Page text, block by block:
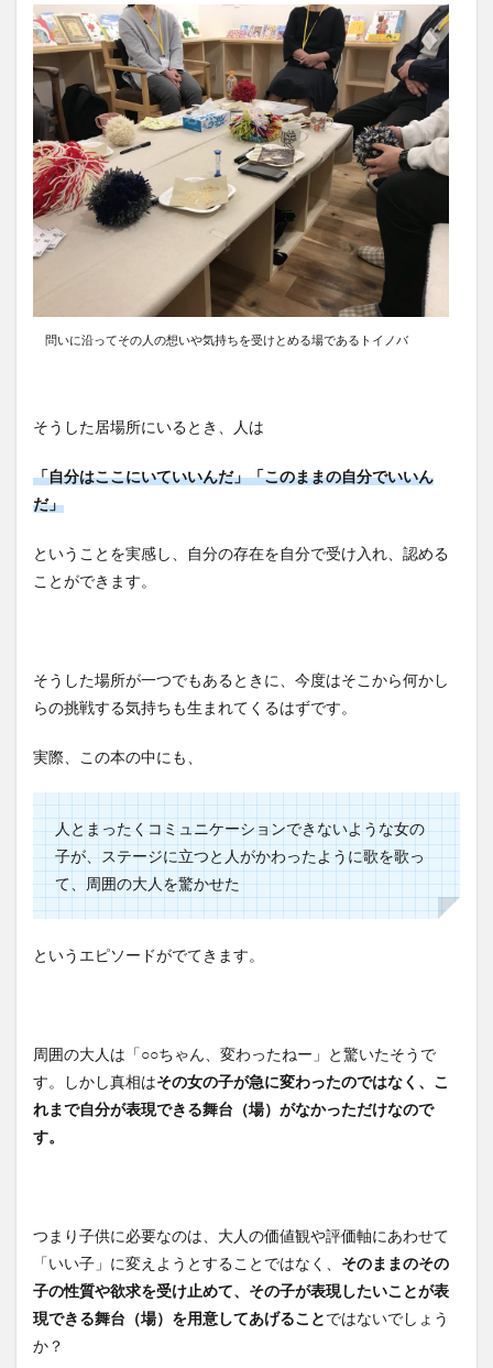
問いに沿ってその人の想いや気持ちを受けとめる場であるトイノバ
そうした居場所にいるとき、人は
「自分はここにいていいんだ」「このままの自分でいいん
だ」
ということを実感し、自分の存在を自分で受け入れ、認める
ことができます。
そうした場所が一つでもあるときに、今度はそこから何かし
らの挑戦する気持ちも生まれてくるはずです。
実際、この本の中にも、
人とまったくコミュニケーションできないような女の
子が、ステージに立つと人がかわったように歌を歌っ
て、周囲の大人を驚かせた
というエピソードがでてきます。
周囲の大人は「○○ちゃん、変わったねー」と驚いたそうで
す。しかし真相はその女の子が急に変わったのではなく、こ
れまで自分が表現できる舞台（場）がなかっただけなので
す。
つまり子供に必要なのは、大人の価値観や評価軸にあわせて
「いい子」に変えようとすることではなく、 そのままのその
子の性質や欲求を受け止めて、その子が表現したいことが表
現できる舞台（場）を用意してあげることではないでしょう
か？